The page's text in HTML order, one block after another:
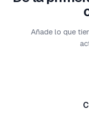
Añade lo que